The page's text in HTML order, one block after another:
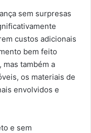
sem surpresas
custos adicionais
bem feito
também a
os materiais de
envolvidos e
e sem